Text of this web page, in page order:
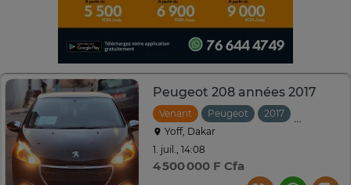
Peugeot 208 années 2017
Venant Peugeot 2017
Yoff, Dakar
1. juil., 14:08
4 500 000 F Cfa